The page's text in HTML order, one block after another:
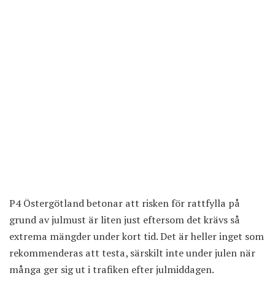
P4 Östergötland betonar att risken för rattfylla på
grund av julmust är liten just eftersom det krävs så
extrema mängder under kort tid. Det är heller inget som
rekommenderas att testa, särskilt inte under julen när
många ger sig ut i trafiken efter julmiddagen.